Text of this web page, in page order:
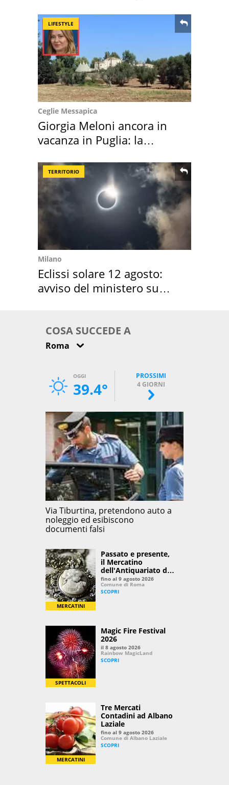
LIFESTYLE
Ceglie Messapica
Giorgia Meloni ancora in
vacanza in Puglia: la
TERRITORIO
Milano
Eclissi solare 12 agosto:
avviso del ministero su